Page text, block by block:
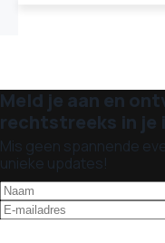
Meld je aan en
rechtstreeks in je
Mis geen spannende
unieke updates!